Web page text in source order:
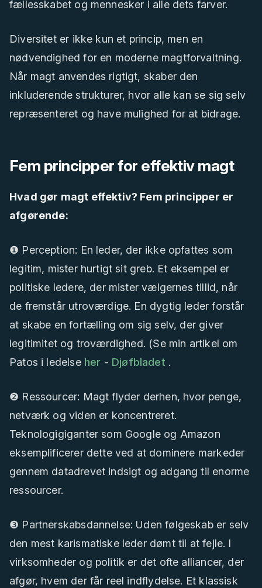
fællesskabet og mennesker i alle dets farver.
Diversitet er ikke kun et princip, men en
nødvendighed for en moderne magtforvaltning.
Når magt anvendes rigtigt, skaber den
inkluderende strukturer, hvor alle kan se sig selv
repræsenteret og have mulighed for at bidrage.
Fem principper for effektiv magt
Hvad gør magt effektiv? Fem principper er
afgørende:
❶ Perception: En leder, der ikke opfattes som
legitim, mister hurtigt sit greb. Et eksempel er
politiske ledere, der mister vælgernes tillid, når
de fremstår utroværdige. En dygtig leder forstår
at skabe en fortælling om sig selv, der giver
legitimitet og troværdighed. (Se min artikel om
Patos i ledelse her - Djøfbladet .
❷ Ressourcer: Magt flyder derhen, hvor penge,
netværk og viden er koncentreret.
Teknologigiganter som Google og Amazon
eksemplificerer dette ved at dominere markeder
gennem datadrevet indsigt og adgang til enorme
ressourcer.
❸ Partnerskabsdannelse: Uden følgeskab er selv
den mest karismatiske leder dømt til at fejle. I
virksomheder og politik er det ofte alliancer, der
afgør, hvem der får reel indflydelse. Et klassisk